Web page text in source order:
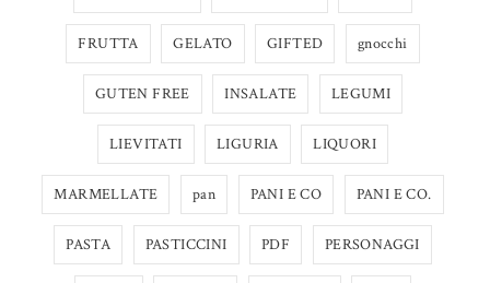
FRUTTA GELATO GIFTED gnocchi
GUTEN FREE INSALATE LEGUMI
LIEVITATI LIGURIA LIQUORI
MARMELLATE pan PANI E CO PANI E CO.
PASTA PASTICCINI PDF PERSONAGGI